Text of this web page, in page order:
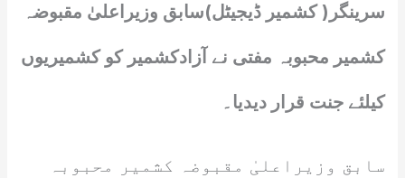
سرینگر( کشمیر ڈیجیٹل)سابق وزیراعلیٰ مقبوضہ
کشمیر محبوبہ مفتی نے آزادکشمیر کو کشمیریوں
کیلئے جنت قرار دیدیا۔
سابق وزیراعلیٰ مقبوضہ کشمیر محبوبہ